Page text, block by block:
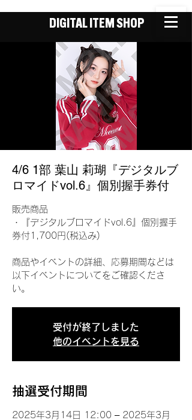
DIGITAL ITEM SHOP
4/6 1部 葉山 莉瑚『デジタルブ
ロマイドvol.6』個別握手券付
販売商品
・『デジタルブロマイドvol.6』個別握手
券付1,700円(税込み)
商品やイベントの詳細、応募期間などは
以下イベントについてをご確認くださ
い。
受付が終了しました
他のイベントを見る
抽選受付期間
2025年3月14日 12:00 – 2025年3月